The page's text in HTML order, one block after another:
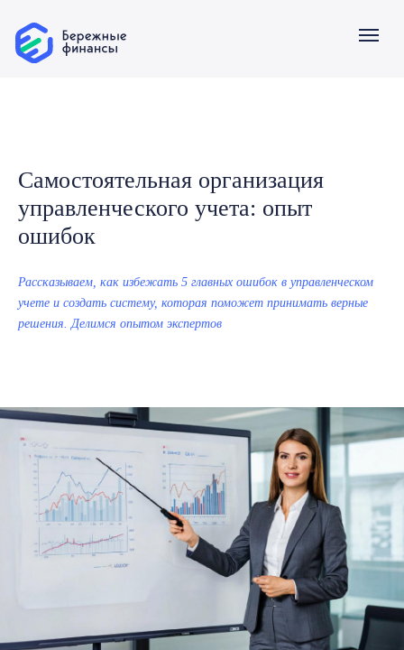
О компании Услуги
Самостоятельная организация
управленческого учета: опыт
ошибок
Рассказываем, как избежать 5 главных ошибок в управленческом
учете и создать систему, которая поможет принимать верные
решения. Делимся опытом экспертов